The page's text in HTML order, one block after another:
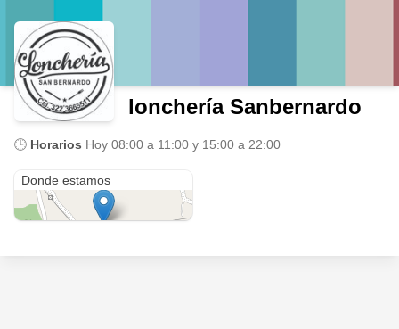
lonchería Sanbernardo
🕒 Horarios Hoy 08:00 a 11:00 y 15:00 a 22:00
Donde estamos